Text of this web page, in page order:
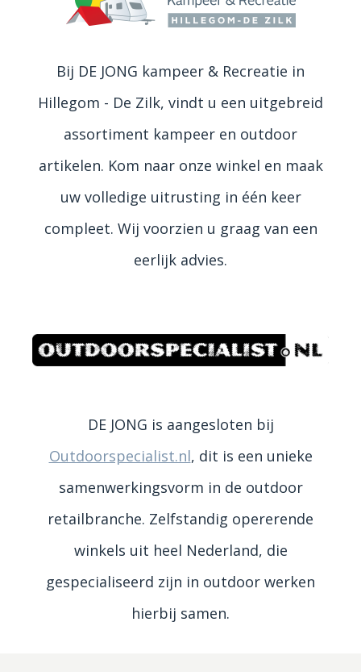
Bij DE JONG kampeer & Recreatie in
Hillegom - De Zilk, vindt u een uitgebreid
assortiment kampeer en outdoor
artikelen. Kom naar onze winkel en maak
uw volledige uitrusting in één keer
compleet. Wij voorzien u graag van een
eerlijk advies.
DE JONG is aangesloten bij
Outdoorspecialist.nl, dit is een unieke
samenwerkingsvorm in de outdoor
retailbranche. Zelfstandig opererende
winkels uit heel Nederland, die
gespecialiseerd zijn in outdoor werken
hierbij samen.